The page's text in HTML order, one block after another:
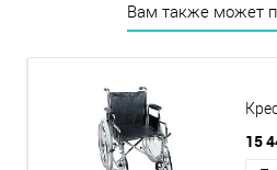
Вам также может
15